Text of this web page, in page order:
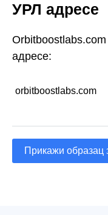
УРЛ адресе
адресе:
orbitboostlabs.com
Прикажи образац